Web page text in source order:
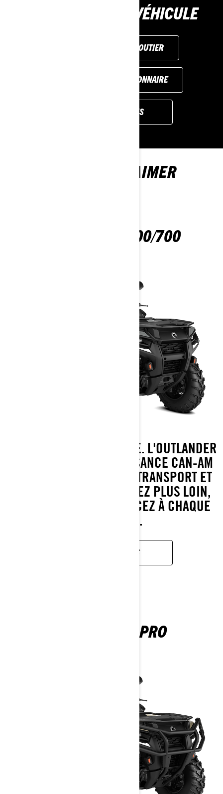
ACHETEZ VOTRE VÉHICULE
DEMANDER UN ESSAI ROUTIER
TROUVER UN CONCESSIONNAIRE
OBTENIR UN DEVIS
VOUS POURRIEZ AIMER
OUTLANDER 500/700
CONÇU POUR L'AVENTURE. L'OUTLANDER
500/700 OFFRE LA PUISSANCE CAN-AM
POUR LES SENTIERS, LE TRANSPORT ET
BIEN PLUS ENCORE. ALLEZ PLUS LOIN,
FAITES-EN PLUS ET FONCEZ À CHAQUE
KILOMÈTRE.
EN SAVOIR PLUS
OUTLANDER PRO